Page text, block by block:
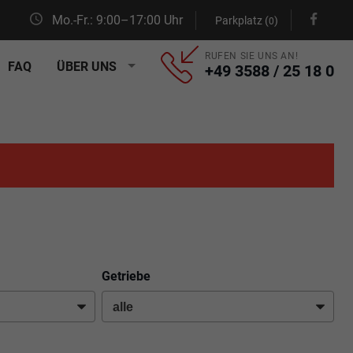
Mo.-Fr.: 9:00–17:00 Uhr Parkplatz (0)
FAQ ÜBER UNS
RUFEN SIE UNS AN!
+49 3588 / 25 18 0
Getriebe